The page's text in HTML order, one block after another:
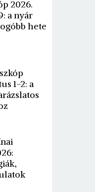
2026.
a nyár
hete
1-2: a